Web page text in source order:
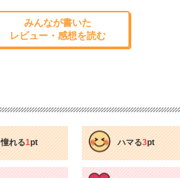
みんなが書いた
レビュー・感想を読む
憧れる1pt ハマる3pt